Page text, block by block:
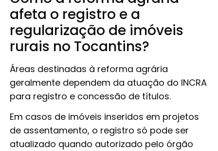
afeta o registro e a
regularização de imóveis
rurais no Tocantins?
Áreas destinadas à reforma agrária
geralmente dependem da atuação do INCRA
para registro e concessão de títulos.
Em casos de imóveis inseridos em projetos
de assentamento, o registro só pode ser
atualizado quando autorizado pelo órgão